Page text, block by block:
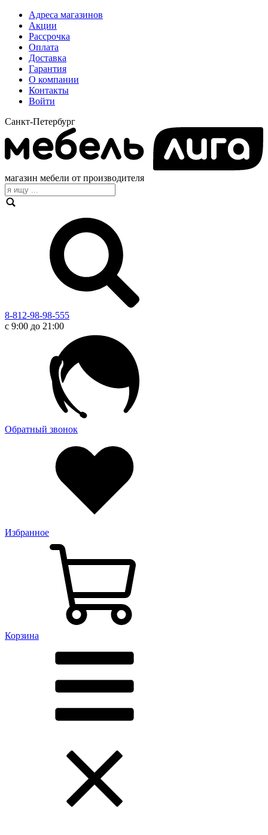
Адреса магазинов
Акции
Рассрочка
Оплата
Доставка
Гарантия
О компании
Контакты
Войти
Санкт-Петербург
магазин мебели от производителя
8-812-98-98-555
с 9:00 до 21:00
Обратный звонок
Избранное
Корзина